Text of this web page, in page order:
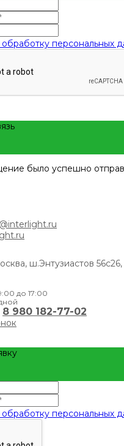
обработку персональных
было успешно
ш.Энтузиастов
до 17:00
8 980 182-77-02
обработку персональных